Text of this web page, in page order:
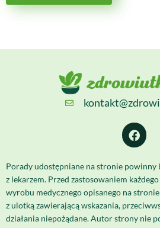
Porady udostępniane na stronie powinny
z lekarzem. Przed zastosowaniem
wyrobu medycznego opisanego na
z ulotką zawierającą wskazania,
działania niepożądane. Autor strony nie